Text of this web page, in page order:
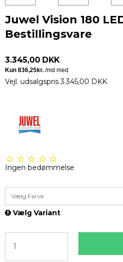
Juwel Vision 180
Bestillingsvare
3.345,00 DKK
Vejl. udsalgspris 3.345,00 DKK
Ingen bedømmelse
Vælg Farve
Vælg Variant